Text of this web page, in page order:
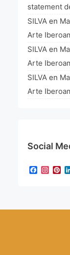
statement
SILVA en
Arte
SILVA en
Arte
SILVA en
Arte
Social